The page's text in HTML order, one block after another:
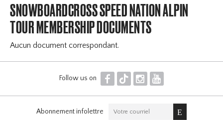
SNOWBOARDCROSS SPEED NATION ALPIN
TOUR MEMBERSHIP DOCUMENTS
Aucun document correspondant.
Follow us on F T I Y
Abonnement infolettre